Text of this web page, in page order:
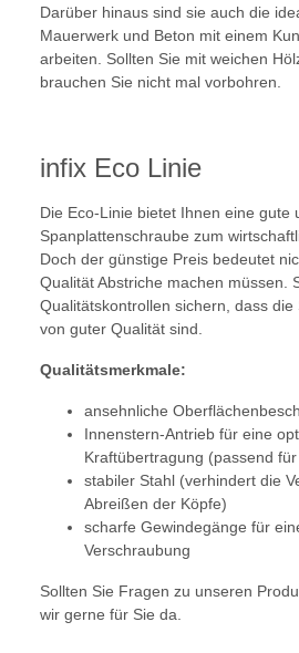
Darüber hinaus sind sie auch die
Mauerwerk und Beton mit einem
arbeiten. Sollten Sie mit weichen
brauchen Sie nicht mal vorbohren.
infix Eco Linie
Die Eco-Linie bietet Ihnen eine gute
Spanplattenschraube zum
Doch der günstige Preis bedeutet
Qualität Abstriche machen müssen.
Qualitätskontrollen sichern, dass
von guter Qualität sind.
Qualitätsmerkmale:
ansehnliche
Innenstern-Antrieb für eine
Kraftübertragung (passend für
stabiler Stahl (verhindert die
Abreißen der Köpfe)
scharfe Gewindegänge für
Verschraubung
Sollten Sie Fragen zu unseren
wir gerne für Sie da.